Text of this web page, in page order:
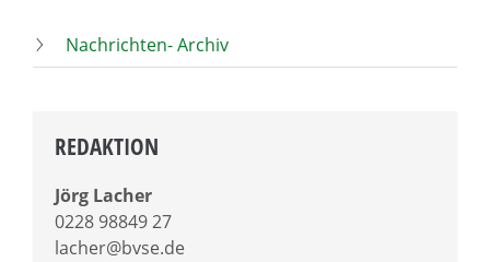
Nachrichten- Archiv
REDAKTION
Jörg Lacher
0228 98849 27
lacher@bvse.de